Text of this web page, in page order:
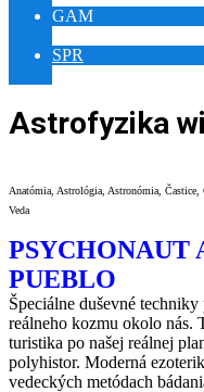
GAM
SPR
Astrofyzika
Anatómia, Astrológia, Astronómia,
Veda
PSYCHONAUT
PUEBLO
Špeciálne duševné
reálneho kozmu okolo nás.
turistika po našej reálnej
polyhistor. Moderná
vedeckých metódach